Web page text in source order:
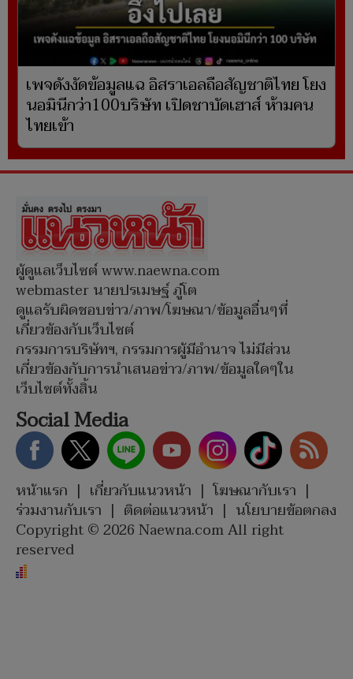
เพจดังงัดข้อมูลแฉ อิสราเอลถือสัญชาติไทย โยง
นอมินีกว่า100บริษัท เปิดชาบัดเฮาส์ ห้ามคน
ไทยเข้า
ผู้ดูแลเว็บไซต์ www.naewna.com
webmaster นายปรเมษฐ์ ภู่โต
ดูแลรับผิดชอบข่าว/ภาพ/โฆษณา/ข้อมูลอื่นๆที่
เกี่ยวข้องกับเว็บไซต์
กรรมการบริษัทฯ, กรรมการผู้มีอำนาจ ไม่มีส่วน
เกี่ยวข้องกับการนำเสนอข่าว/ภาพ/ข้อมูลใดๆใน
เว็บไซต์ทั้งสิ้น
Social Media
หน้าแรก | เกี่ยวกับแนวหน้า | โฆษณากับเรา |
ร่วมงานกับเรา | ติดต่อแนวหน้า | นโยบายข้อตกลง
Copyright © 2026 Naewna.com All right
reserved